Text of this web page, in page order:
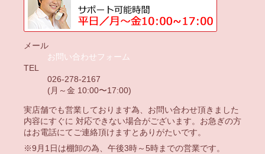
メール
お問い合わせフォーム
TEL
026-278-2167
(月～金 10:00〜17:00)
実店舗でも営業しております為、お問い合わせ頂きました
内容にすぐに 対応できない場合がございます。お急ぎの方
はお電話にてご連絡頂けますとありがたいです。
※9月1日は棚卸の為、午後3時～5時までの営業です。